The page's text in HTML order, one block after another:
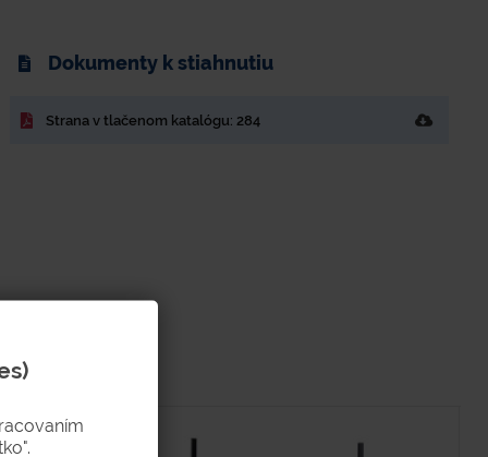
Dokumenty k stiahnutiu
Strana v tlačenom katalógu: 284